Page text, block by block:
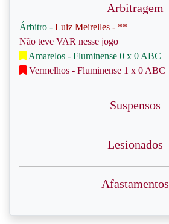
Arbitragem
Árbitro - Luiz Meirelles - **
Não teve VAR nesse jogo
Amarelos - Fluminense 0 x 0 ABC
Vermelhos - Fluminense 1 x 0 ABC
Suspensos
Lesionados
Afastamentos